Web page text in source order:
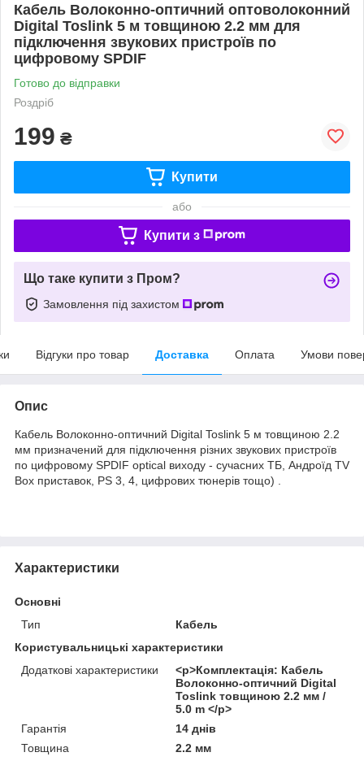
Кабель Волоконно-оптичний оптоволоконний
Digital Toslink 5 м товщиною 2.2 мм для
підключення звукових пристроїв по
цифровому SPDIF
Готово до відправки
Роздріб
199 ₴
Купити
або
Купити з
Що таке купити з Пром?
Замовлення під захистом
Відгуки про товар Доставка Оплата Умови
Опис
Кабель Волоконно-оптичний Digital Toslink 5 м товщиною 2.2
мм призначений для підключення різних звукових пристроїв
по цифровому SPDIF optical виходу - сучасних ТБ, Андроїд TV
Box приставок, PS 3, 4, цифрових тюнерів тощо) .
Характеристики
Основні
Тип
Кабель
Користувальницькі характеристики
Додаткові характеристики
<p>Комплектація: Кабель
Волоконно-оптичний Digital
Toslink товщиною 2.2 мм /
5.0 m </p>
Гарантія
14 днів
Товщина
2.2 мм